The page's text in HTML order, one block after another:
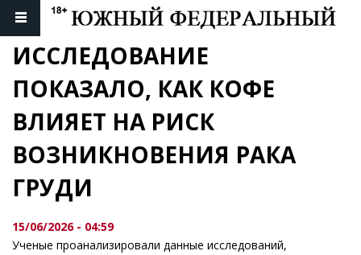
ИССЛЕДОВАНИЕ
ПОКАЗАЛО, КАК КОФЕ
ВЛИЯЕТ НА РИСК
ВОЗНИКНОВЕНИЯ РАКА
ГРУДИ
15/06/2026 - 04:59
Ученые проанализировали данные исследований,